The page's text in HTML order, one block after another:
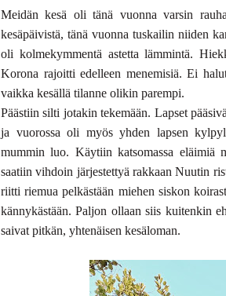
Meidän kesä oli tänä vuonna varsin
kesäpäivistä, tänä vuonna tuskailin niiden
oli kolmekymmentä astetta lämmintä.
Korona rajoitti edelleen menemisiä. Ei
vaikka kesällä tilanne olikin parempi.
Päästiin silti jotakin tekemään. Lapset
ja vuorossa oli myös yhden lapsen
mummin luo. Käytiin katsomassa eläimiä
saatiin vihdoin järjestettyä rakkaan Nuutin
riitti riemua pelkästään miehen siskon
kännykästään. Paljon ollaan siis kuitenkin
saivat pitkän, yhtenäisen kesäloman.